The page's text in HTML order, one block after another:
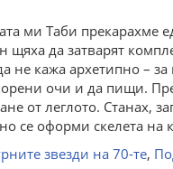
ми Таби прекарахме
да затварят
не кажа архетипно –
очи и да пищи.
от леглото. Станах,
се оформи скелета на
звезди на 70-те,